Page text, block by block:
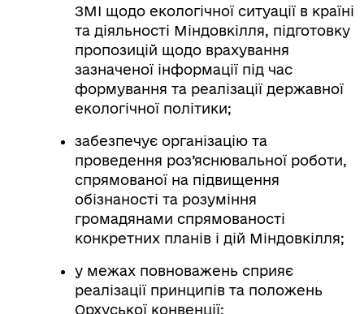
ЗМІ щодо екологічної ситуації в країні
та діяльності Міндовкілля, підготовку
пропозицій щодо врахування
зазначеної інформації під час
формування та реалізації державної
екологічної політики;
забезпечує організацію та
проведення роз’яснювальної роботи,
спрямованої на підвищення
обізнаності та розуміння
громадянами спрямованості
конкретних планів і дій Міндовкілля;
у межах повноважень сприяє
реалізації принципів та положень
Орхуської конвенції;